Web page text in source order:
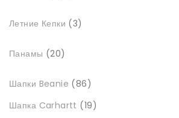
Летние Кепки 3товари
Панамы 20товарів
Шапки Beanie 86товарів
Шапка Carhartt
1919